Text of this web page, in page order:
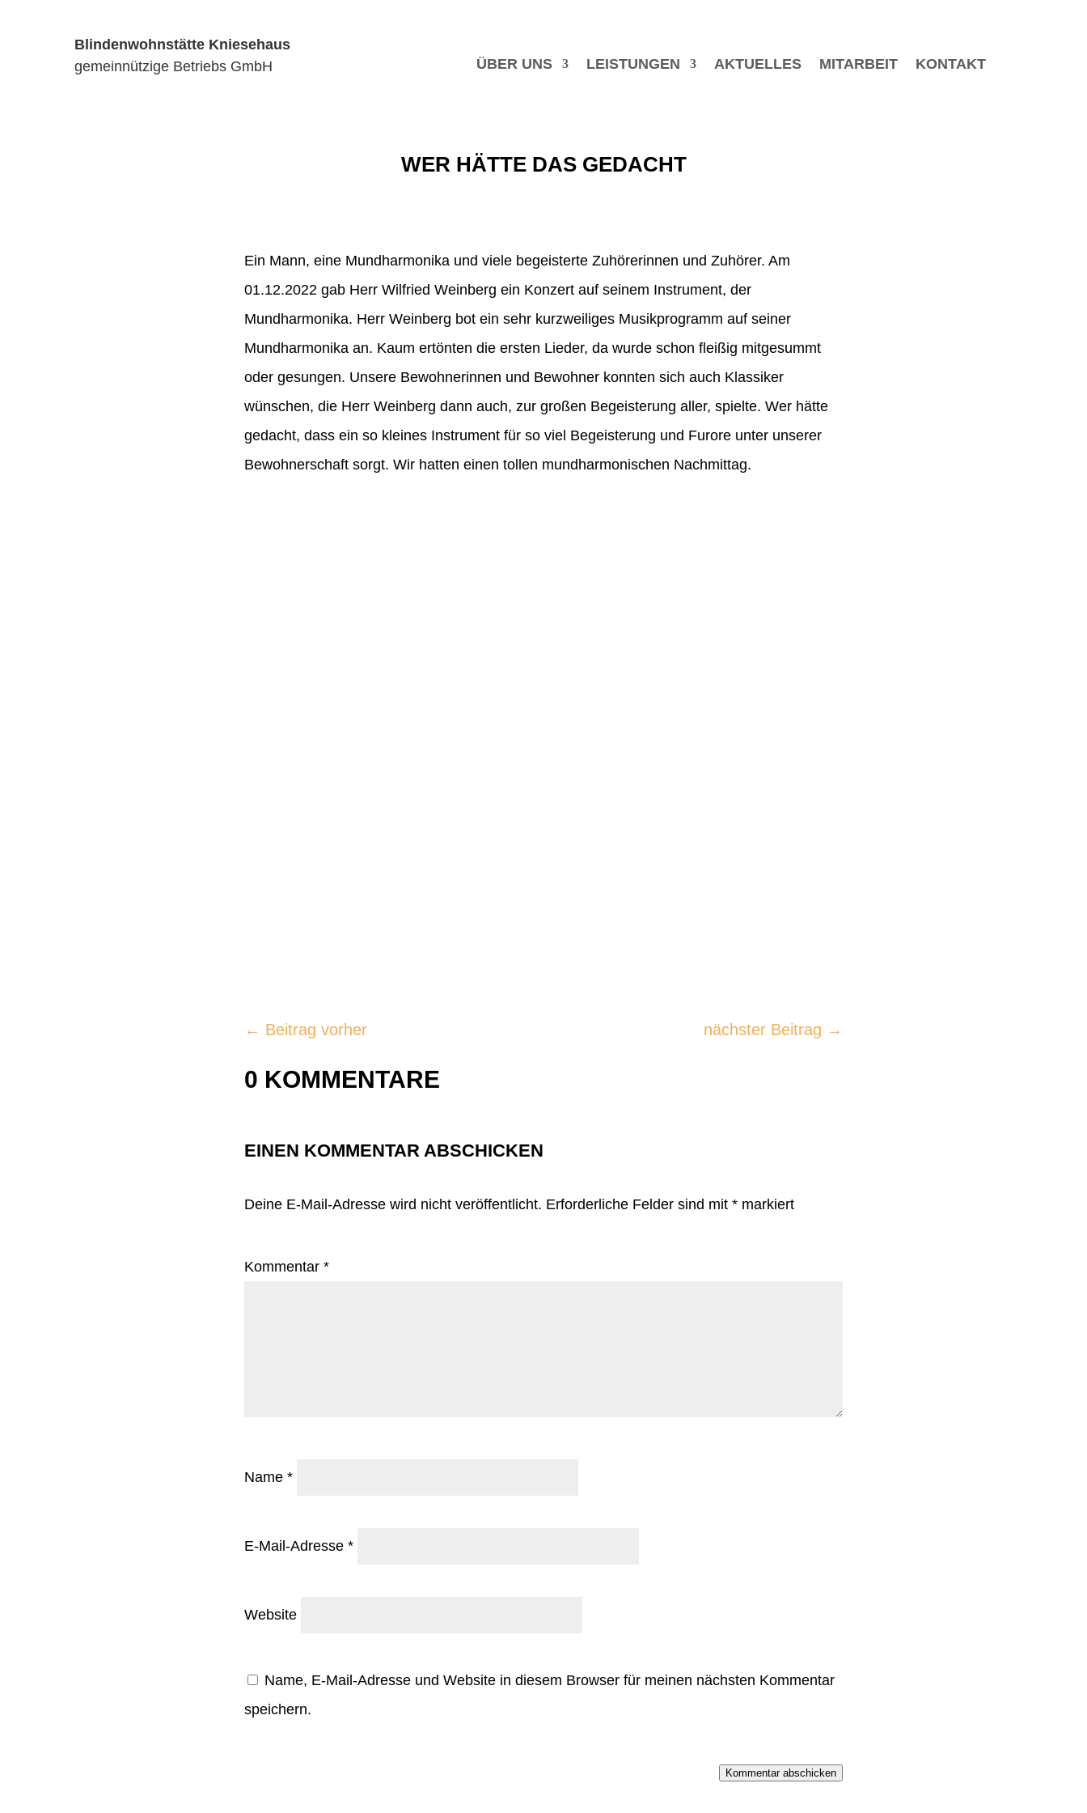
Blindenwohnstätte Kniesehaus
gemeinnützige Betriebs GmbH
ÜBER UNS LEISTUNGEN AKTUELLES MITARBEIT KONTAKT
WER HÄTTE DAS GEDACHT
Ein Mann, eine Mundharmonika und viele begeisterte Zuhörerinnen und Zuhörer. Am
01.12.2022 gab Herr Wilfried Weinberg ein Konzert auf seinem Instrument, der
Mundharmonika. Herr Weinberg bot ein sehr kurzweiliges Musikprogramm auf seiner
Mundharmonika an. Kaum ertönten die ersten Lieder, da wurde schon fleißig mitgesummt
oder gesungen. Unsere Bewohnerinnen und Bewohner konnten sich auch Klassiker
wünschen, die Herr Weinberg dann auch, zur großen Begeisterung aller, spielte. Wer hätte
gedacht, dass ein so kleines Instrument für so viel Begeisterung und Furore unter unserer
Bewohnerschaft sorgt. Wir hatten einen tollen mundharmonischen Nachmittag.
← Beitrag vorher nächster Beitrag →
0 KOMMENTARE
EINEN KOMMENTAR ABSCHICKEN
Deine E-Mail-Adresse wird nicht veröffentlicht. Erforderliche Felder sind mit * markiert
Kommentar *
Name *
E-Mail-Adresse *
Website
Name, E-Mail-Adresse und Website in diesem Browser für meinen nächsten Kommentar
speichern.
Kommentar abschicken